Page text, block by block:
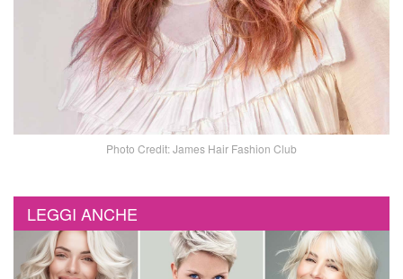
Photo Credit: James Hair Fashion Club
LEGGI ANCHE